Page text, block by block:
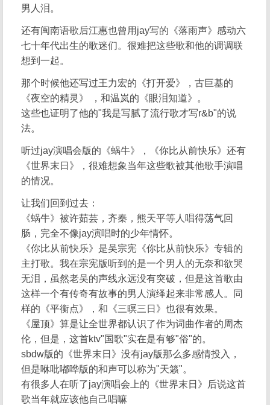
男人泪。
还有闽南语歌后江惠也曾用jay写的《落雨声》感动六
七十年代出生的歌迷们。很难把这些歌和他的调调联
想到一起。
那个时候他还写过王力宏的《打开爱》，古巨基的
《夜空的精灵》 ，和温岚的《眼泪知道》。
这些也证明了他的"我是写腻了流行歌才写r&b"的说
法。
听过jay演唱会版的《蜗牛》，《你比从前快乐》还有
《世界末日》，很难想象当年这些歌被其他歌手演唱
的情况。
让我们回到过去：
《蜗牛》被许茹芸，齐秦，熊天平等人唱得荡气回
肠，完全不像jay演唱时的少年情怀。
《你比从前快乐》是吴宗宪《你比从前快乐》专辑的
主打歌。我在宗宪版听到的是一个男人的无奈和欲哭
无泪，虽然老吴的声线永远没有突破，但是这首歌由
这样一个有传奇有故事的男人演绎起来非常感人。同
样的《平衡点》，和《三暝三日》也很有效果。
《屋顶》算是让全世界都认识了作为词曲作者的周杰
伦，但是，这首ktv"国歌"实在是有够"俗"的。
sbdw版的《世界末日》没有jay版那么多感情投入，
但是咻吡嘟哗版的和声可以称为"天籁"。
有很多人在听了jay演唱会上的《世界末日》后说这首
歌当年就应该他自己唱嘛